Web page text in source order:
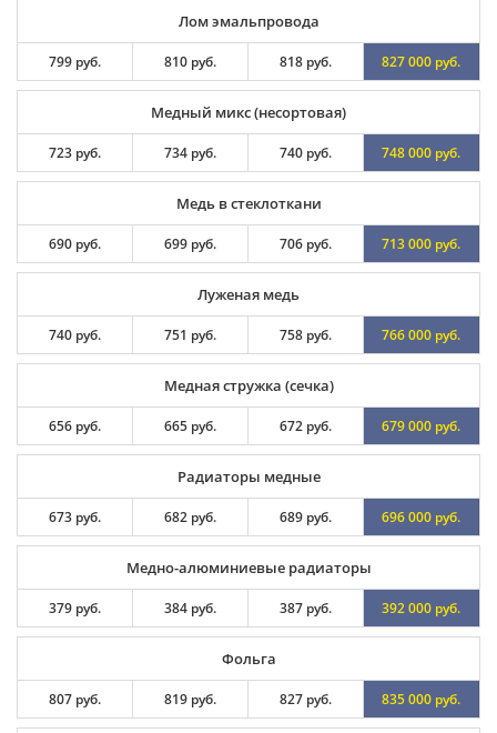
Лом эмальпровода
799 руб. 810 руб. 818 руб. 827 000 руб.
Медный микс (несортовая)
723 руб. 734 руб. 740 руб. 748 000 руб.
Медь в стеклоткани
690 руб. 699 руб. 706 руб. 713 000 руб.
Луженая медь
740 руб. 751 руб. 758 руб. 766 000 руб.
Медная стружка (сечка)
656 руб. 665 руб. 672 руб. 679 000 руб.
Радиаторы медные
673 руб. 682 руб. 689 руб. 696 000 руб.
Медно-алюминиевые радиаторы
379 руб. 384 руб. 387 руб. 392 000 руб.
Фольга
807 руб. 819 руб. 827 руб. 835 000 руб.